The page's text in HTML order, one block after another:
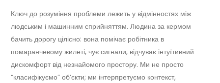
Ключ до розуміння проблеми лежить у відмінностях між
людським і машинним сприйняттям. Людина за кермом
бачить дорогу цілісно: вона помічає робітника в
помаранчевому жилеті, чує сигнали, відчуває інтуїтивний
дискомфорт від незнайомого простору. Ми не просто
“класифікуємо” об’єкти; ми інтерпретуємо контекст,